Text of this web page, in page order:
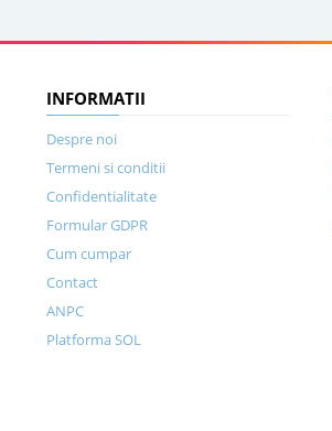
INFORMATII
Despre noi
Termeni si conditii
Confidentialitate
Formular GDPR
Cum cumpar
Contact
ANPC
Platforma SOL